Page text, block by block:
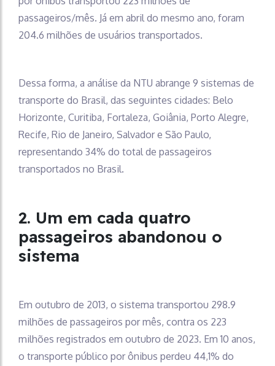
passageiros/mês. Já em abril do mesmo ano, foram
204.6 milhões de usuários transportados.
Dessa forma, a análise da NTU abrange 9 sistemas de
transporte do Brasil, das seguintes cidades: Belo
Horizonte, Curitiba, Fortaleza, Goiânia, Porto Alegre,
Recife, Rio de Janeiro, Salvador e São Paulo,
representando 34% do total de passageiros
transportados no Brasil.
2. Um em cada quatro
passageiros abandonou o
sistema
Em outubro de 2013, o sistema transportou 298.9
milhões de passageiros por mês, contra os 223
milhões registrados em outubro de 2023. Em 10 anos,
o transporte público por ônibus perdeu 44,1% do